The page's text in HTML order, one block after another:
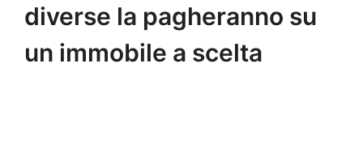
diverse la pagheranno su
un immobile a scelta